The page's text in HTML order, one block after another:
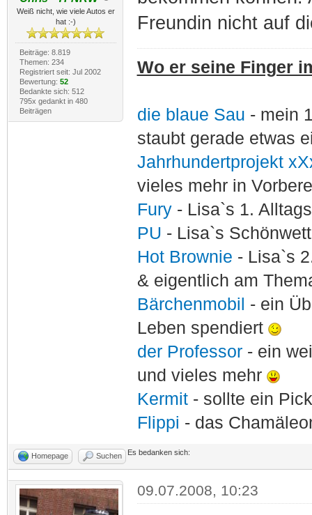
Weiß nicht, wie viele Autos er
hat :-)
Beiträge: 8.819
Themen: 234
Registriert seit: Jul 2002
Bewertung: 52
Bedankte sich: 512
795x gedankt in 480
Beiträgen
Freundin nicht auf
Wo er seine Finger
die blaue Sau - mein
staubt gerade etwas
Jahrhundertprojekt
vieles mehr in
Fury - Lisa`s 1.
PU - Lisa`s
Hot Brownie - Lisa`s
& eigentlich am
Bärchenmobil - ein
Leben spendiert
der Professor - ein
und vieles mehr
Kermit- sollte ein
Flippi - das
Homepage Suchen Es bedanken sich:
09.07.2008, 10:23